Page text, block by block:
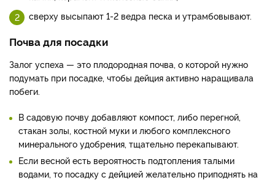
сверху высыпают 1-2 ведра песка и утрамбовывают.
Почва для посадки
Залог успеха — это плодородная почва, о которой нужно
подумать при посадке, чтобы дейция активно наращивала
побеги.
В садовую почву добавляют компост, либо перегной,
стакан золы, костной муки и любого комплексного
минерального удобрения, тщательно перекапывают.
Если весной есть вероятность подтопления талыми
водами, то посадку с дейцией желательно приподнять на